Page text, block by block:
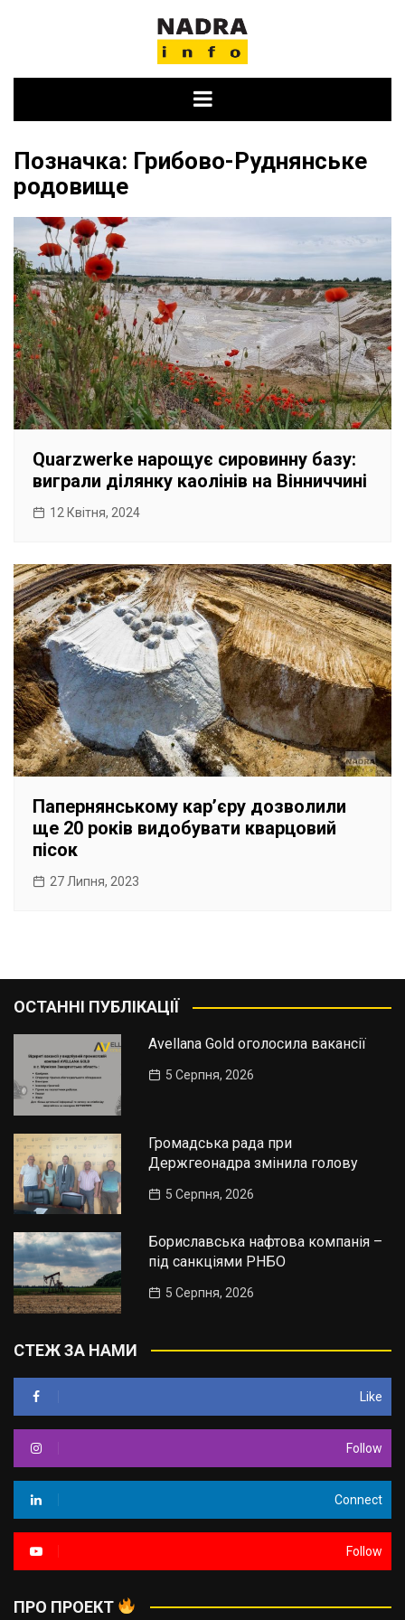
Позначка: Грибово-Руднянське
родовище
Quarzwerke нарощує сировинну базу:
виграли ділянку каолінів на Вінниччині
12 Квітня, 2024
Папернянському карʼєру дозволили
ще 20 років видобувати кварцовий
пісок
27 Липня, 2023
ОСТАННІ ПУБЛІКАЦІЇ
Avellana Gold оголосила вакансії
5 Серпня, 2026
Громадська рада при
Держгеонадра змінила голову
5 Серпня, 2026
Бориславська нафтова компанія –
під санкціями РНБО
5 Серпня, 2026
СТЕЖ ЗА НАМИ
Like
Follow
Connect
Follow
ПРО ПРОЕКТ